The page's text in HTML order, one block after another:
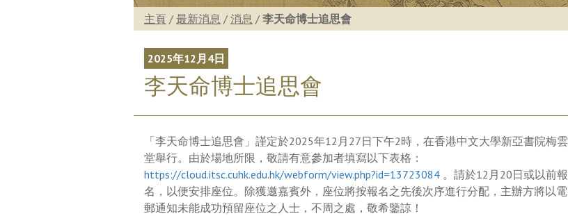
主頁 / 最新消息 / 消息 / 李天命博士追思會
2025年12月4日
李天命博士追思會
「李天命博士追思會」謹定於2025年12月27日下午2時，在香港中文大學新亞書院梅雲
堂舉行。由於場地所限，敬請有意參加者填寫以下表格：
https://cloud.itsc.cuhk.edu.hk/webform/view.php?id=13723084 。請於12月20日或以前報
名，以便安排座位。除獲邀嘉賓外，座位將按報名之先後次序進行分配，主辦方將以電
郵通知未能成功預留座位之人士，不周之處，敬希鑒諒！